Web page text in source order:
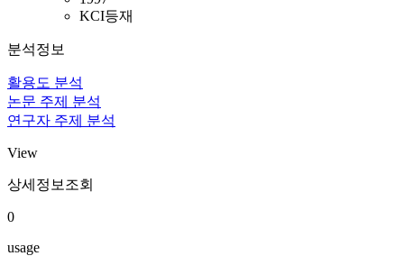
KCI등재
분석정보
활용도 분석
논문 주제 분석
연구자 주제 분석
View
상세정보조회
0
usage